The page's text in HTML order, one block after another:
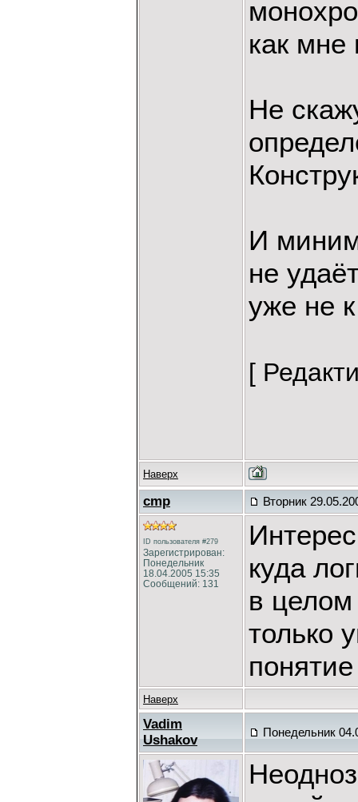
как мне
Не
И
не
уже не
[
Наверх
cmp Вторник
ID пользователя #279
Зарегистрирован:
Понедельник
18.04.2005 15:35
Сообщений: 131
куда
в целом
только
Наверх
Vadim
Ushakov
Понедельник